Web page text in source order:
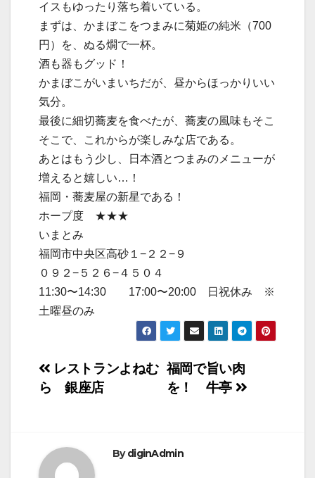
イスもゆったり落ち着いている。
まずは、かまぼこをつまみに菊姫の純米（700
円）を、ぬる燗で一杯。
酒も器もグッド！
かまぼこがいまいちだが、昼からほっかりいい
気分。
最後に細切蕎麦を食べたが、蕎麦の風味もそこ
そこで、これからが楽しみな店である。
あとはもう少し、日本酒とつまみのメニューが
増えると嬉しい…！
福岡・蕎麦屋の新星である！
ホープ度 ★★★
いまとみ
福岡市中央区高砂１−２２−９
０９２−５２６−４５０４
11:30〜14:30 17:00〜20:00 日祝休み ※
土曜昼のみ
投
稿
ビ
福岡で旨い肉
を！ 牛亭
レストランよねむ
ら 銀座店
BydiginAdmin